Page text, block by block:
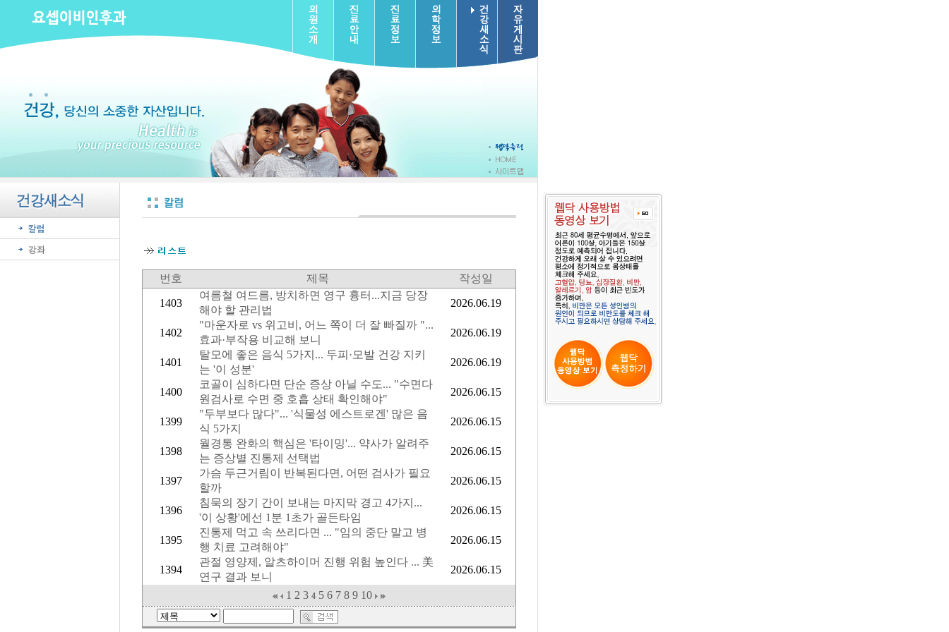
번호 제목 작성일
1403
여름철 여드름, 방치하면 영구 흉터...지금 당장
해야 할 관리법
2026.06.19
1402
"마운자로 vs 위고비, 어느 쪽이 더 잘 빠질까 "...
효과·부작용 비교해 보니
2026.06.19
1401
탈모에 좋은 음식 5가지... 두피·모발 건강 지키
는 '이 성분'
2026.06.19
1400
코골이 심하다면 단순 증상 아닐 수도... "수면다
원검사로 수면 중 호흡 상태 확인해야"
2026.06.15
1399
"두부보다 많다"... '식물성 에스트로겐' 많은 음
식 5가지
2026.06.15
1398
월경통 완화의 핵심은 '타이밍'... 약사가 알려주
는 증상별 진통제 선택법
2026.06.15
1397
가슴 두근거림이 반복된다면, 어떤 검사가 필요
할까
2026.06.15
1396
침묵의 장기 간이 보내는 마지막 경고 4가지...
'이 상황'에선 1분 1초가 골든타임
2026.06.15
1395
진통제 먹고 속 쓰리다면 ... "임의 중단 말고 병
행 치료 고려해야"
2026.06.15
1394
관절 영양제, 알츠하이머 진행 위험 높인다 ... 美
연구 결과 보니
2026.06.15
1 2 3 4 5 6 7 8 9 10